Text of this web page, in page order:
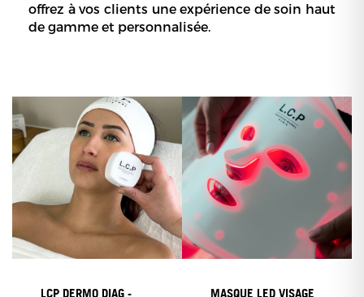
offrez à vos clients une expérience de soin haut
de gamme et personnalisée.
LCP DERMO DIAG -
MASQUE LED VISAGE